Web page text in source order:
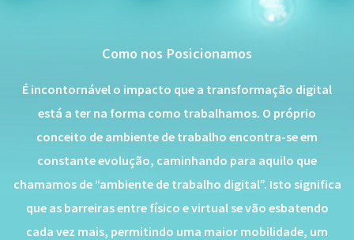
Como nos Posicionamos
É incontornável o impacto que a transformação digital
está a ter na forma como trabalhamos. O próprio
conceito de ambiente de trabalho encontra-se em
constante evolução, caminhando para aquilo que
chamamos de “ambiente de trabalho digital”. Isto significa
que as barreiras entre físico e virtual se vão esbatendo
cada vez mais, permitindo uma maior mobilidade, um